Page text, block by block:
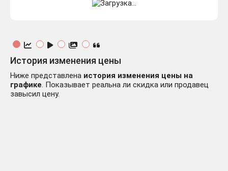
История изменения цены
Ниже представлена история изменения цены на
графике. Показывает реальна ли скидка или продавец
завысил цену.